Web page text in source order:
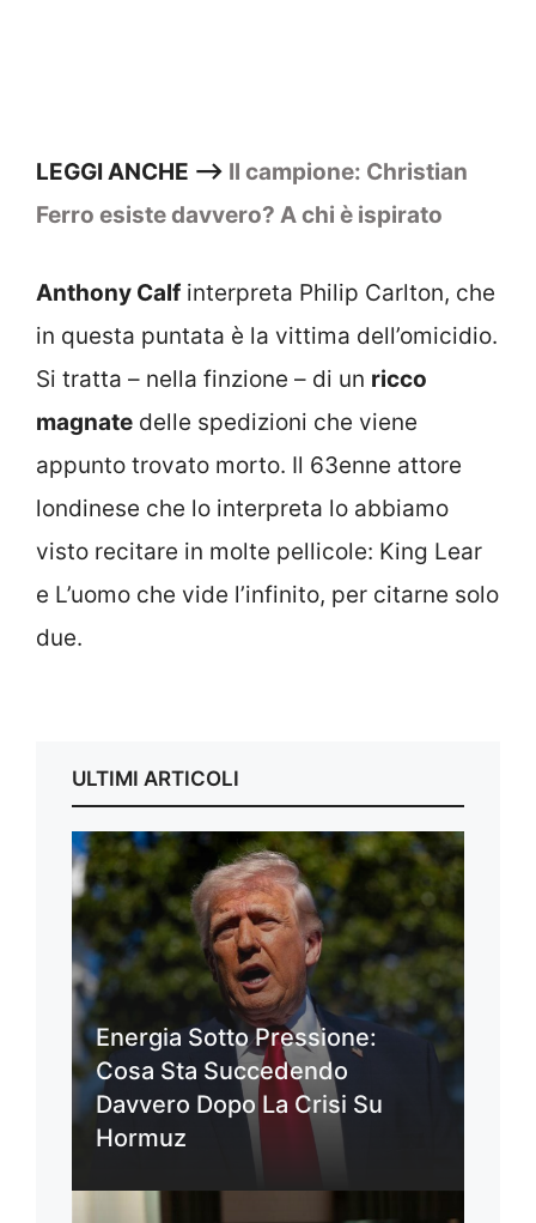
LEGGI ANCHE –> Il campione: Christian
Ferro esiste davvero? A chi è ispirato
Anthony Calf interpreta Philip Carlton, che
in questa puntata è la vittima dell’omicidio.
Si tratta – nella finzione – di un ricco
magnate delle spedizioni che viene
appunto trovato morto. Il 63enne attore
londinese che lo interpreta lo abbiamo
visto recitare in molte pellicole: King Lear
e L’uomo che vide l’infinito, per citarne solo
due.
ULTIMI ARTICOLI
Energia Sotto Pressione:
Cosa Sta Succedendo
Davvero Dopo La Crisi Su
Hormuz